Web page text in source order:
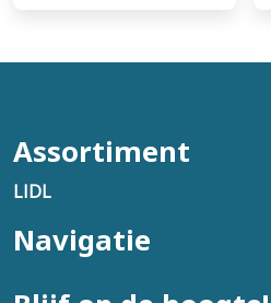
Assortiment
LIDL
Navigatie